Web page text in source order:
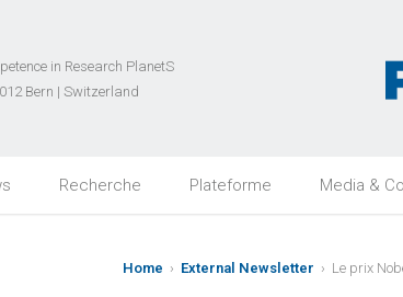
in Research PlanetS
Bern | Switzerland
Recherche Plateforme Media &
Home › External Newsletter › Le prix